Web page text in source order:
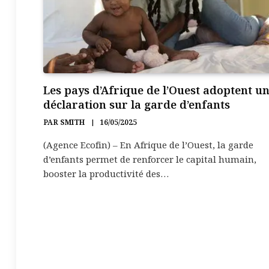
Les pays d’Afrique de l’Ouest adoptent
déclaration sur la garde d’enfants
PAR SMITH 16/05/2025
(Agence Ecofin) – En Afrique de l’Ouest, la garde
d’enfants permet de renforcer le capital humain,
booster la productivité des…